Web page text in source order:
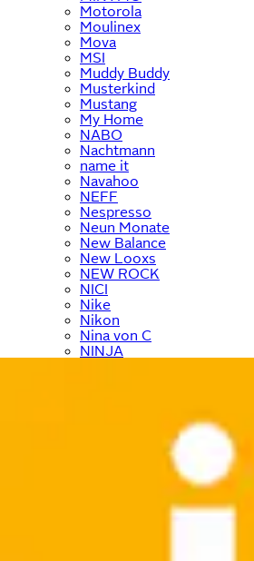
Motorola
Moulinex
Mova
MSI
Muddy Buddy
Musterkind
Mustang
My Home
NABO
Nachtmann
name it
Navahoo
NEFF
Nespresso
Neun Monate
New Balance
New Looxs
NEW ROCK
NICI
Nike
Nikon
Nina von C
NINJA
Ocean Sportswear